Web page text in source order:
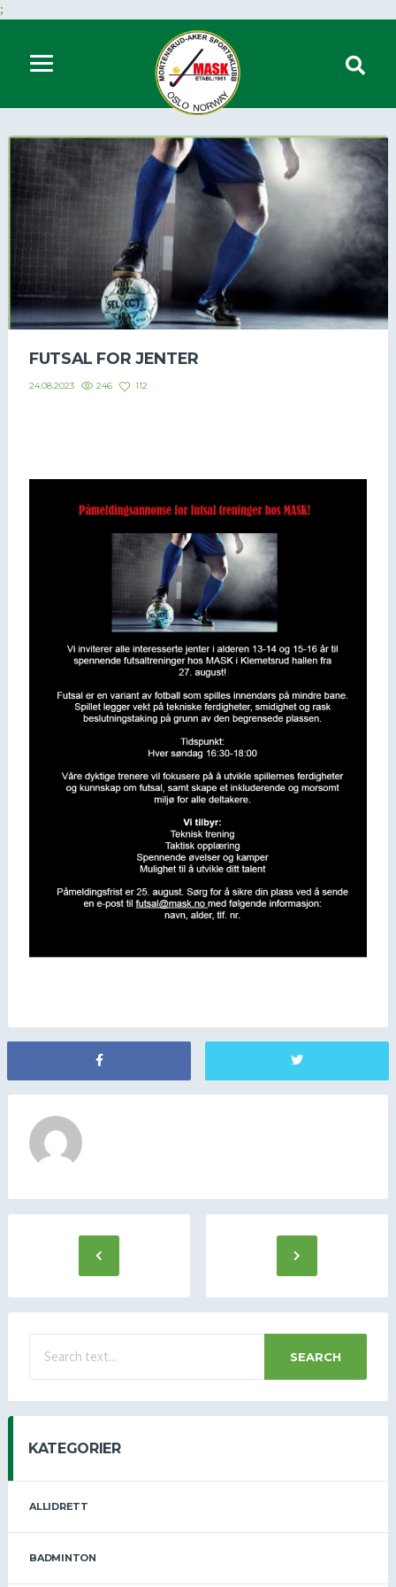
;
FUTSAL FOR JENTER
24.08.2023 246 112
SEARCH
KATEGORIER
ALLIDRETT
BADMINTON